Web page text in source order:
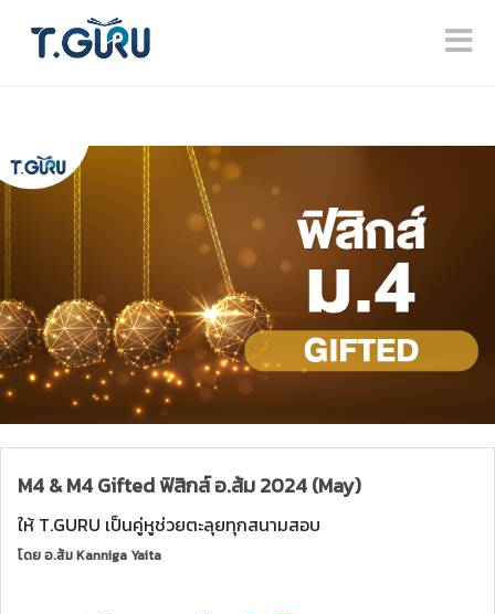
M4 & M4 Gifted ฟิสิกส์ อ.ส้ม 2024 (May)
ให้ T.GURU เป็นคู่หูช่วยตะลุยทุกสนามสอบ
โดยอ.ส้ม Kanniga Yaita